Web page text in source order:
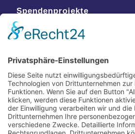
Spendenprojekte
Kontakt